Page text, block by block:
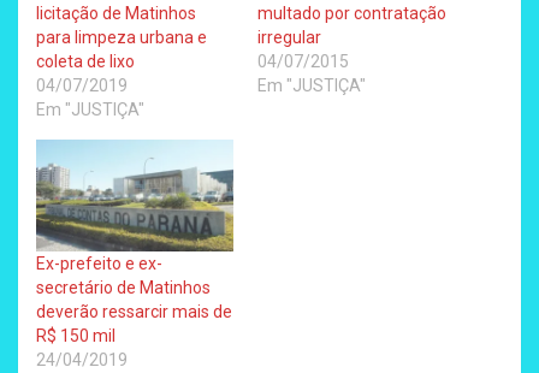
licitação de Matinhos
para limpeza urbana e
coleta de lixo
04/07/2019
Em "JUSTIÇA"
multado por contratação
irregular
04/07/2015
Em "JUSTIÇA"
Ex-prefeito e ex-
secretário de Matinhos
deverão ressarcir mais de
R$ 150 mil
24/04/2019